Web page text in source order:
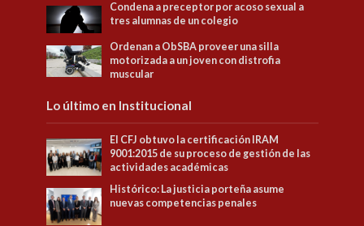
Condena a preceptor por acoso sexual a
tres alumnas de un colegio
Ordenan a ObSBA proveer una silla
motorizada a un joven con distrofia
muscular
Lo último en Institucional
El CFJ obtuvo la certificación IRAM
9001:2015 de su proceso de gestión de las
actividades académicas
Histórico: La justicia porteña asume
nuevas competencias penales